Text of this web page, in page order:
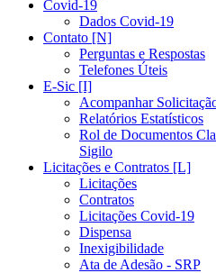
Covid-19
Dados Covid-19
Contato [N]
Perguntas e Respostas
Telefones Úteis
E-Sic [I]
Acompanhar
Relatórios Estatísticos
Rol de Documentos
Sigilo
Licitações e Contratos [L]
Licitações
Contratos
Licitações Covid-19
Dispensa
Inexigibilidade
Ata de Adesão - SRP